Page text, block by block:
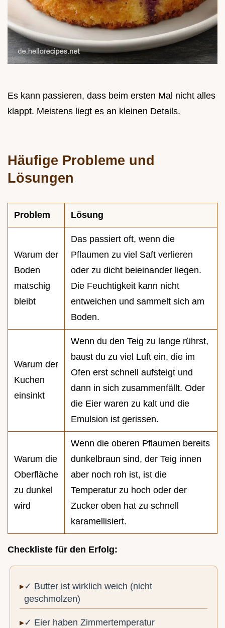
Es kann passieren, dass beim ersten Mal nicht alles
klappt. Meistens liegt es an kleinen Details.
Häufige Probleme und
Lösungen
Problem Lösung
Warum der
Boden
matschig
bleibt
Das passiert oft, wenn die
Pflaumen zu viel Saft verlieren
oder zu dicht beieinander liegen.
Die Feuchtigkeit kann nicht
entweichen und sammelt sich am
Boden.
Warum der
Kuchen
einsinkt
Wenn du den Teig zu lange rührst,
baust du zu viel Luft ein, die im
Ofen erst schnell aufsteigt und
dann in sich zusammenfällt. Oder
die Eier waren zu kalt und die
Emulsion ist gerissen.
Warum die
Oberfläche
zu dunkel
wird
Wenn die oberen Pflaumen bereits
dunkelbraun sind, der Teig innen
aber noch roh ist, ist die
Temperatur zu hoch oder der
Zucker oben hat zu schnell
karamellisiert.
Checkliste für den Erfolg:
✓ Butter ist wirklich weich (nicht
geschmolzen)
✓ Eier haben Zimmertemperatur